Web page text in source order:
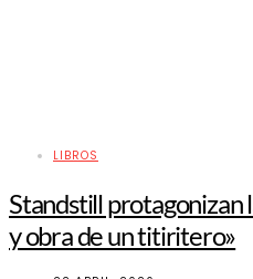
LIBROS
Standstill protagonizan
y obra de un titiritero»